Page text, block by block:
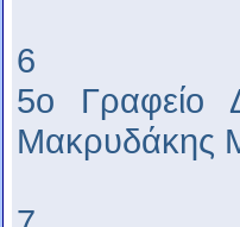
6
5ο Γραφείο
Μακρυδάκης